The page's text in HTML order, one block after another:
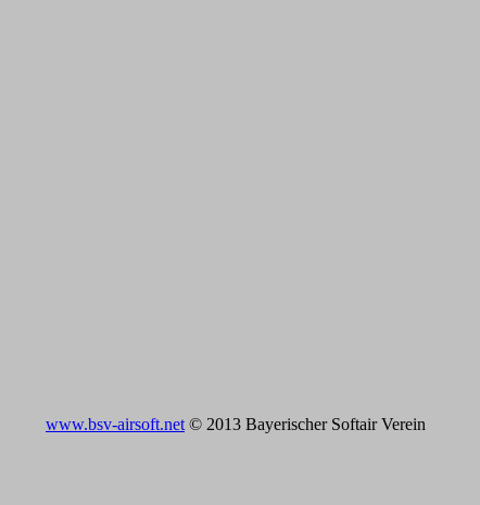
www.bsv-airsoft.net © 2013 Bayerischer Softair Verein